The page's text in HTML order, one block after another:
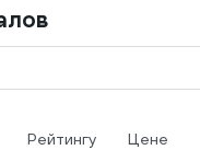
Рейтингу Цене